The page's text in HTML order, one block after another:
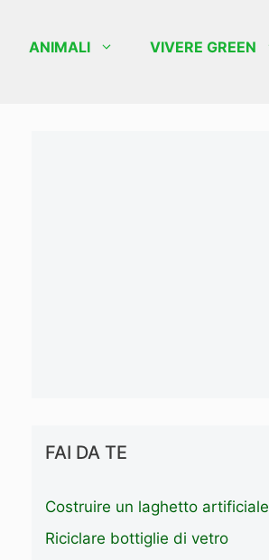
ANIMALI VIVERE GREEN
FAI DA TE
Costruire un laghetto artificiale
Riciclare bottiglie di vetro